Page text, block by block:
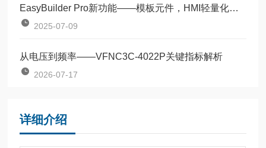
EasyBuilder Pro新功能——模板元件，HMI轻量化编程
2025-07-09
从电压到频率——VFNC3C-4022P关键指标解析
2026-07-17
详细介绍